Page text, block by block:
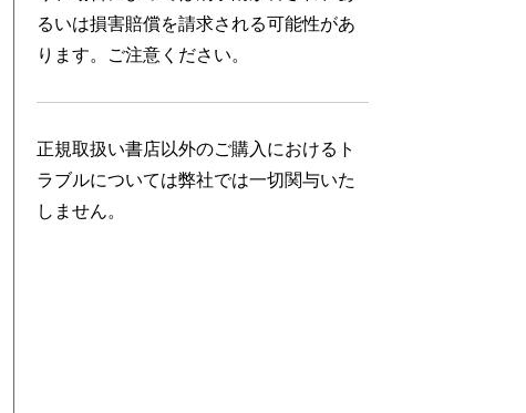
るいは損害賠償を請求される可能性があ
ります。ご注意ください。
正規取扱い書店以外のご購入におけるト
ラブルについては弊社では一切関与いた
しません。